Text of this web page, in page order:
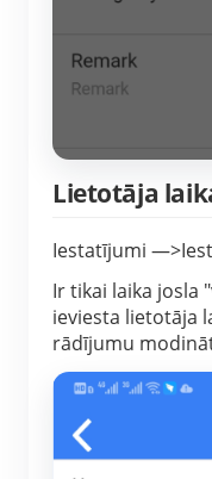
Lietotāja
Iestatījumi
Ir tikai laika josla
ieviesta lietotāja
rādījumu